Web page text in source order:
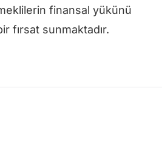
finansal yükünü
fırsat sunmaktadır.